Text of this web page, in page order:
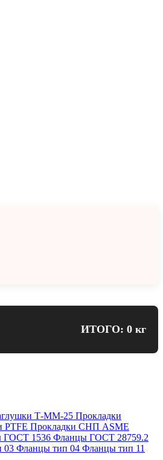
ИТОГО: 0 кг
Т-ММ-25 Прокладки
PTFE Прокладки СНП ASME
ГОСТ 1536 Фланцы ГОСТ 28759.2
03 Фланцы тип 04 Фланцы тип 11